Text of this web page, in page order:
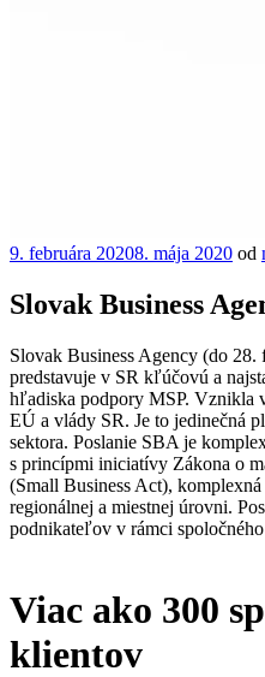
Publikované
9. februára 20208. mája 2020 od
Slovak Business
Slovak Business Agency (do
predstavuje v SR kľúčovú a
hľadiska podpory MSP. Vznikla
EÚ a vlády SR. Je to jedinečná
sektora. Poslanie SBA je
s princípmi iniciatívy Zákona o
(Small Business Act),
regionálnej a miestnej úrovni.
podnikateľov v rámci
Viac ako 300
klientov